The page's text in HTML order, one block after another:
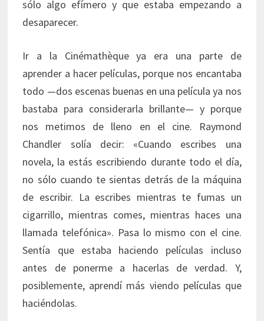
sólo algo efímero y que estaba empezando a
desaparecer.
Ir a la Cinémathèque ya era una parte de
aprender a hacer películas, porque nos encantaba
todo —dos escenas buenas en una película ya nos
bastaba para considerarla brillante— y porque
nos metimos de lleno en el cine. Raymond
Chandler solía decir: «Cuando escribes una
novela, la estás escribiendo durante todo el día,
no sólo cuando te sientas detrás de la máquina
de escribir. La escribes mientras te fumas un
cigarrillo, mientras comes, mientras haces una
llamada telefónica». Pasa lo mismo con el cine.
Sentía que estaba haciendo películas incluso
antes de ponerme a hacerlas de verdad. Y,
posiblemente, aprendí más viendo películas que
haciéndolas.